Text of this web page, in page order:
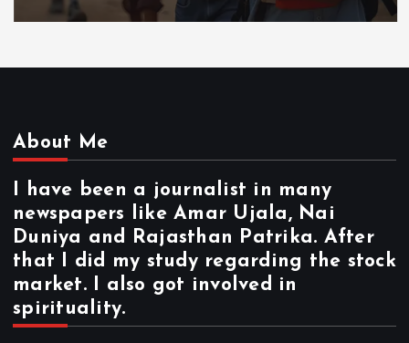
About Me
I have been a journalist in many
newspapers like Amar Ujala, Nai
Duniya and Rajasthan Patrika. After
that I did my study regarding the stock
market. I also got involved in
spirituality.